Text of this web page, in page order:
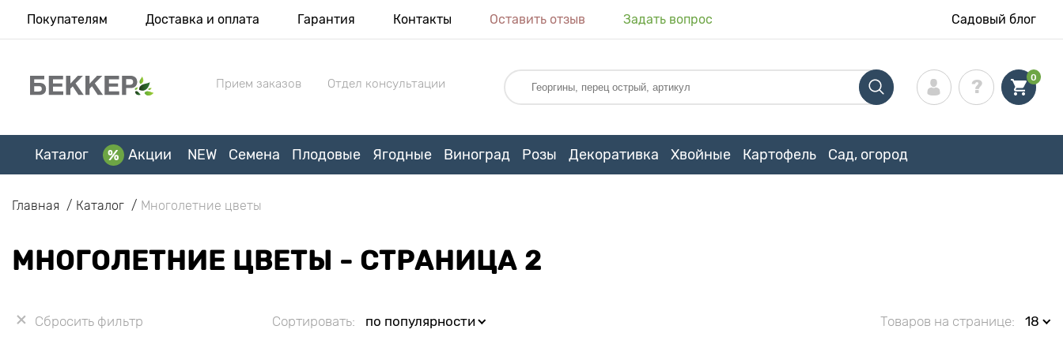
Покупателям Доставка и оплата Гарантия Контакты Оставить отзыв Задать вопрос Садовый блог
Прием заказов Отдел консультации 0
Каталог Акции NEW Семена Плодовые Ягодные Виноград Розы Декоративка Хвойные Картофель Сад, огород
Главная Каталог Многолетние цветы
МНОГОЛЕТНИЕ ЦВЕТЫ - СТРАНИЦА 2
Сбросить фильтр Сортировать: по популярности Товаров на странице: 18